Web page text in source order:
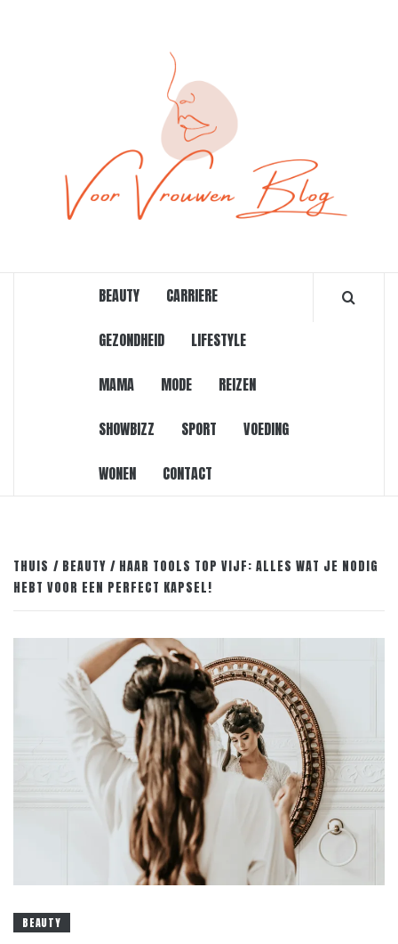
BEAUTY CARRIERE
GEZONDHEID LIFESTYLE
MAMA MODE REIZEN
SHOWBIZZ SPORT VOEDING
WONEN CONTACT
THUIS BEAUTY
HAAR TOOLS TOP VIJF: ALLES WAT JE NODIG
HEBT VOOR EEN PERFECT KAPSEL!
BEAUTY